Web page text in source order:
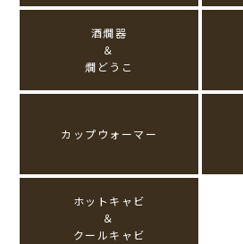
酒燗器
＆
燗どうこ
カップウォーマー
ホットキャビ
＆
クールキャビ